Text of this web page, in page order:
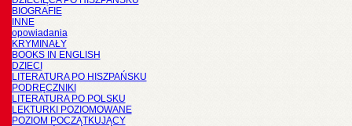
BIOGRAFIE
INNE
opowiadania
KRYMINAŁY
BOOKS IN ENGLISH
DZIECI
LITERATURA PO HISZPAŃSKU
PODRĘCZNIKI
LITERATURA PO POLSKU
LEKTURKI POZIOMOWANE
POZIOM POCZĄTKUJĄCY